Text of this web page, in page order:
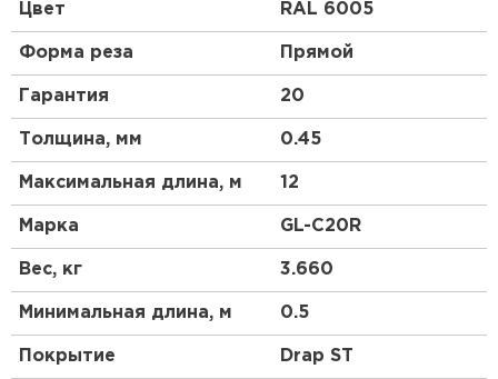
материал для частного коттеджного
Цвет RAL 6005
Форма реза Прямой
Гарантия 20
Толщина, мм 0.45
Максимальная длина, м 12
Марка GL-С20R
Вес, кг 3.660
Минимальная длина, м 0.5
Покрытие Drap ST